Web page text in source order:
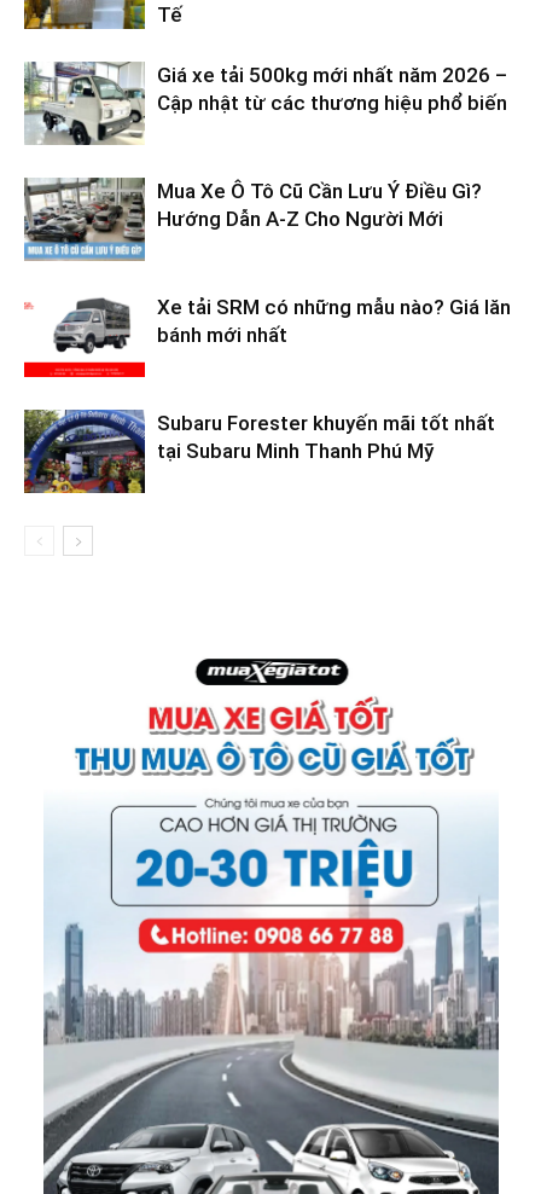
Tế
Giá xe tải 500kg mới nhất năm 2026 –
Cập nhật từ các thương hiệu phổ biến
Mua Xe Ô Tô Cũ Cần Lưu Ý Điều Gì?
Hướng Dẫn A-Z Cho Người Mới
Xe tải SRM có những mẫu nào? Giá lăn
bánh mới nhất
Subaru Forester khuyến mãi tốt nhất
tại Subaru Minh Thanh Phú Mỹ